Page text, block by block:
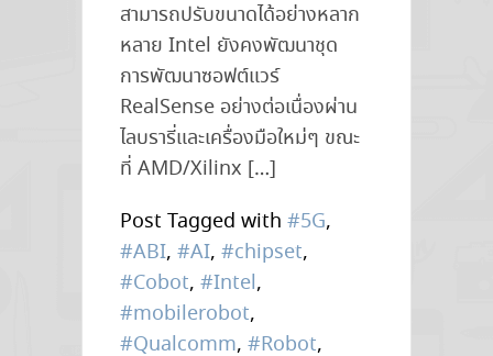
สามารถปรับขนาดได้อย่างหลาก
หลาย Intel ยังคงพัฒนาชุด
การพัฒนาซอฟต์แวร์
RealSense อย่างต่อเนื่องผ่าน
ไลบรารี่และเครื่องมือใหม่ๆ ขณะ
ที่ AMD/Xilinx […]
Post Tagged with #5G,
#ABI, #AI, #chipset,
#Cobot, #Intel,
#mobilerobot,
#Qualcomm, #Robot,